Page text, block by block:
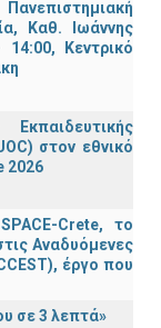
Καθ. Ιωάννης
Κεντρικό
στον εθνικό
2026
Crete, το
Αναδυόμενες
έργο που
σε 3 λεπτά»